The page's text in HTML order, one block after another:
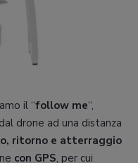
il “follow me“,
drone ad una distanza
ritorno e atterraggio
con GPS, per cui